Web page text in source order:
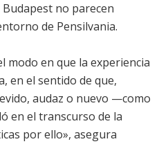
no parecen
de Pensilvania.
modo en que la experiencia
en el sentido de que,
audaz o nuevo —como
en el transcurso de la
por ello», asegura